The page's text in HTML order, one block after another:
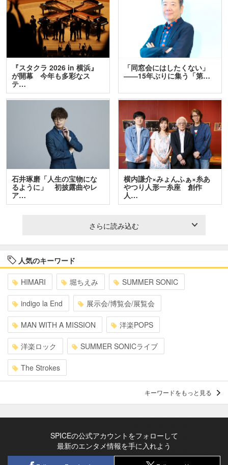
『スタクラ 2026 in 横浜』
が開幕 今年も多彩なス
テ…
「同窓会にはしたくない」
――15年ぶりに集う「第…
石井琢磨「人生の宝物にな
るように」 初披露曲やレ
ア…
横内謙介×みょんふぁ×糸あ
やつり人形一糸座 創作
人…
さらに読み込む
人気のキーワード
HIMARI 堀ちえみ SUMMER SONIC
indigo la End 展示会/博覧会/展覧会
MAN WITH A MISSION 洋楽POPS
洋楽ロック SUMMER SONICライブ
The Strokes
キーワードをもっと見る
SPICEの公式アカウントをフォローして
最新のエンタメ情報を手に入れよう